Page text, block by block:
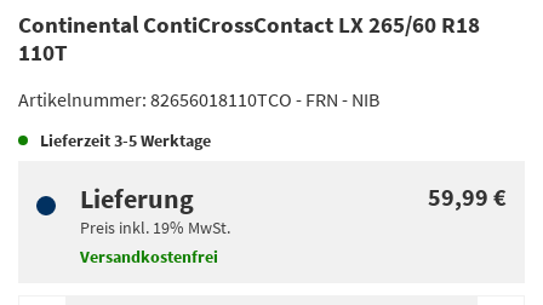
Continental ContiCrossContact LX 265/60 R18
110T
Artikelnummer: 82656018110TCO - FRN - NIB
Lieferzeit3-5 Werktage
Lieferung
Preis inkl. 19% MwSt.
Versandkostenfrei
59,99 €